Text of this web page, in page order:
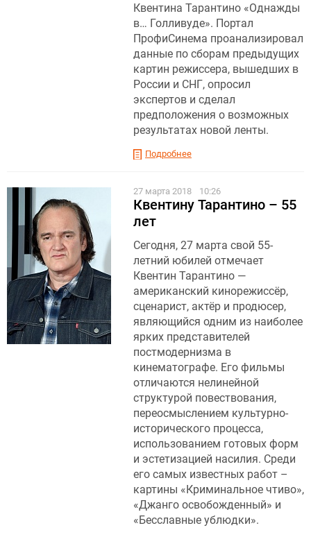
Квентина Тарантино «Однажды
в… Голливуде». Портал
ПрофиСинема проанализировал
данные по сборам предыдущих
картин режиссера, вышедших в
России и СНГ, опросил
экспертов и сделал
предположения о возможных
результатах новой ленты.
Подробнее
27 марта 2018 10:26
Квентину Тарантино – 55
лет
Сегодня, 27 марта свой 55-
летний юбилей отмечает
Квентин Тарантино —
американский кинорежиссёр,
сценарист, актёр и продюсер,
являющийся одним из наиболее
ярких представителей
постмодернизма в
кинематографе. Его фильмы
отличаются нелинейной
структурой повествования,
переосмыслением культурно-
исторического процесса,
использованием готовых форм
и эстетизацией насилия. Среди
его самых известных работ –
картины «Криминальное чтиво»,
«Джанго освобожденный» и
«Бесславные ублюдки».